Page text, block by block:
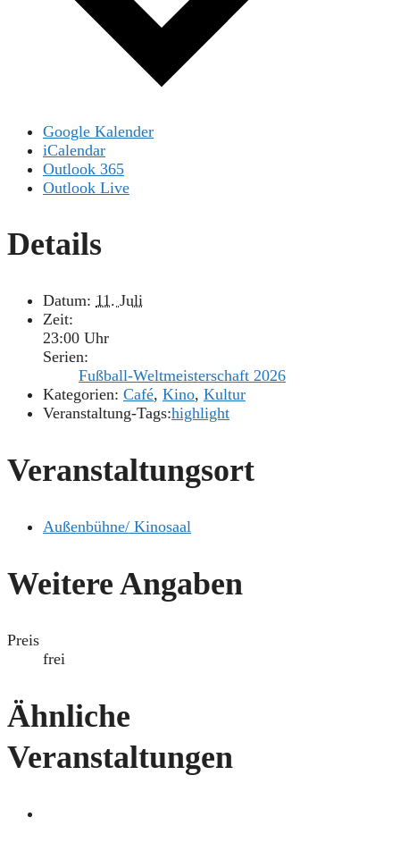
Google Kalender
iCalendar
Outlook 365
Outlook Live
Details
Datum: 11. Juli
Zeit:
23:00 Uhr
Serien:
Fußball-Weltmeisterschaft 2026
Kategorien: Café, Kino, Kultur
Veranstaltung-Tags:highlight
Veranstaltungsort
Außenbühne/ Kinosaal
Weitere Angaben
Preis
frei
Ähnliche
Veranstaltungen